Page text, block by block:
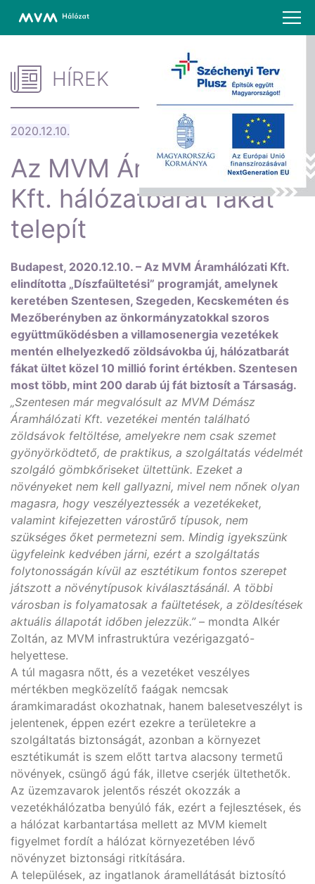
HÍREK
2020.12.10.
Az MVM Áramhálózati
Kft. hálózatbarát fákat
telepít
Budapest, 2020.12.10. – Az MVM Áramhálózati Kft.
elindította „Díszfaültetési” programját, amelynek
keretében Szentesen, Szegeden, Kecskeméten és
Mezőberényben az önkormányzatokkal szoros
együttműködésben a villamosenergia vezetékek
mentén elhelyezkedő zöldsávokba új, hálózatbarát
fákat ültet közel 10 millió forint értékben. Szentesen
most több, mint 200 darab új fát biztosít a Társaság.
„Szentesen már megvalósult az MVM Démász
Áramhálózati Kft. vezetékei mentén található
zöldsávok feltöltése, amelyekre nem csak szemet
gyönyörködtető, de praktikus, a szolgáltatás védelmét
szolgáló gömbkőriseket ültettünk. Ezeket a
növényeket nem kell gallyazni, mivel nem nőnek olyan
magasra, hogy veszélyeztessék a vezetékeket,
valamint kifejezetten várostűrő típusok, nem
szükséges őket permetezni sem. Mindig igyekszünk
ügyfeleink kedvében járni, ezért a szolgáltatás
folytonosságán kívül az esztétikum fontos szerepet
játszott a növénytípusok kiválasztásánál. A többi
városban is folyamatosak a faültetések, a zöldesítések
aktuális állapotát időben jelezzük.”– mondta Alkér
Zoltán, az MVM infrastruktúra vezérigazgató-
helyettese.
A túl magasra nőtt, és a vezetéket veszélyes
mértékben megközelítő faágak nemcsak
áramkimaradást okozhatnak, hanem balesetveszélyt is
jelentenek, éppen ezért ezekre a területekre a
szolgáltatás biztonságát, azonban a környezet
esztétikumát is szem előtt tartva alacsony termetű
növények, csüngő ágú fák, illetve cserjék ültethetők.
Az üzemzavarok jelentős részét okozzák a
vezetékhálózatba benyúló fák, ezért a fejlesztések, és
a hálózat karbantartása mellett az MVM kiemelt
figyelmet fordít a hálózat környezetében lévő
növényzet biztonsági ritkítására.
A települések, az ingatlanok áramellátását biztosító